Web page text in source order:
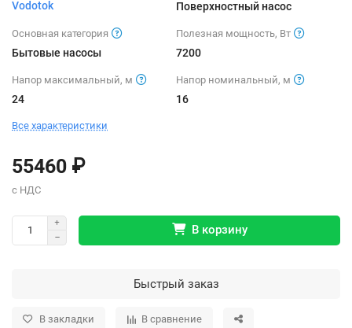
Vodotok Поверхностный насос
Основная категория
Бытовые насосы
Полезная мощность, Вт
7200
Напор максимальный, м
24
Напор номинальный, м
16
Все характеристики
55460 ₽
В корзину
Быстрый заказ
В закладки В сравнение